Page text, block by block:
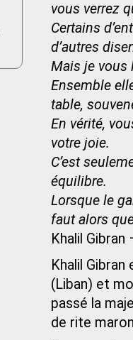
vous verrez
Certains
d’autres
Mais je vous
Ensemble
table,
En vérité,
votre joie.
C’est
équilibre.
Lorsque le
faut alors
Khalil
Khalil
(Liban) et
passé la
de rite